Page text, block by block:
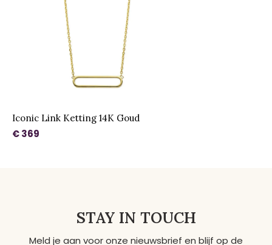
Iconic Link Ketting 14K Goud
€ 369
STAY IN TOUCH
Meld je aan voor onze nieuwsbrief en blijf op de